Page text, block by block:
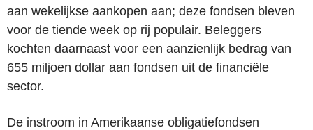
aan wekelijkse aankopen aan; deze fondsen bleven
voor de tiende week op rij populair. Beleggers
kochten daarnaast voor een aanzienlijk bedrag van
655 miljoen dollar aan fondsen uit de financiële
sector.
De instroom in Amerikaanse obligatiefondsen